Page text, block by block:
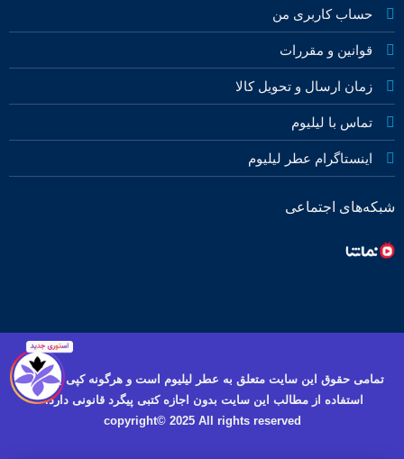
حساب کاربری من
قوانین و مقررات
زمان ارسال و تحویل کالا
تماس با لیلیوم
اینستاگرام عطر لیلیوم
شبکه‌های اجتماعی
تمامی حقوق این سایت متعلق به عطر لیلیوم است و هرگونه کپی برداری و
استفاده از مطالب این سایت بدون اجازه کتبی پیگرد قانونی دارد.
copyright© 2025 All rights reserved